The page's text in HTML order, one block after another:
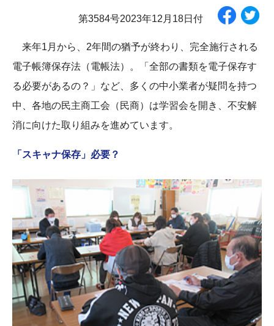
第3584号2023年12月18日付
来年1月から、2年間の猶予が終わり、完全施行される
電子帳簿保存法（電帳法）。「全部の書類を電子保存す
る必要があるの？」など、多くの中小業者が疑問を持つ
中、各地の民主商工会（民商）は学習会を開き、不安解
消に向けた取り組みを進めています。
「スキャナ保存」必要？